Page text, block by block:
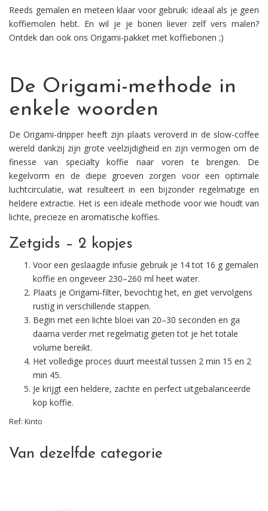
Reeds gemalen en meteen klaar voor gebruik: ideaal als je geen
koffiemolen hebt. En wil je je bonen liever zelf vers malen?
Ontdek dan ook ons Origami-pakket met koffiebonen ;)
De Origami-methode in
enkele woorden
De Origami-dripper heeft zijn plaats veroverd in de slow-coffee
wereld dankzij zijn grote veelzijdigheid en zijn vermogen om de
finesse van specialty koffie naar voren te brengen. De
kegelvorm en de diepe groeven zorgen voor een optimale
luchtcirculatie, wat resulteert in een bijzonder regelmatige en
heldere extractie. Het is een ideale methode voor wie houdt van
lichte, precieze en aromatische koffies.
Zetgids – 2 kopjes
Voor een geslaagde infusie gebruik je 14 tot 16 g gemalen
koffie en ongeveer 230–260 ml heet water.
Plaats je Origami-filter, bevochtig het, en giet vervolgens
rustig in verschillende stappen.
Begin met een lichte bloei van 20–30 seconden en ga
daarna verder met regelmatig gieten tot je het totale
volume bereikt.
Het volledige proces duurt meestal tussen 2 min 15 en 2
min 45.
Je krijgt een heldere, zachte en perfect uitgebalanceerde
kop koffie.
Ref: Kinto
Van dezelfde categorie